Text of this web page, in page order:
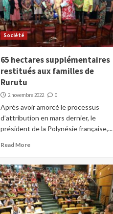
Société
65 hectares supplémentaires
restitués aux familles de
Rurutu
2 novembre 2022 0
Après avoir amorcé le processus
d’attribution en mars dernier, le
président de la Polynésie française,...
Read More